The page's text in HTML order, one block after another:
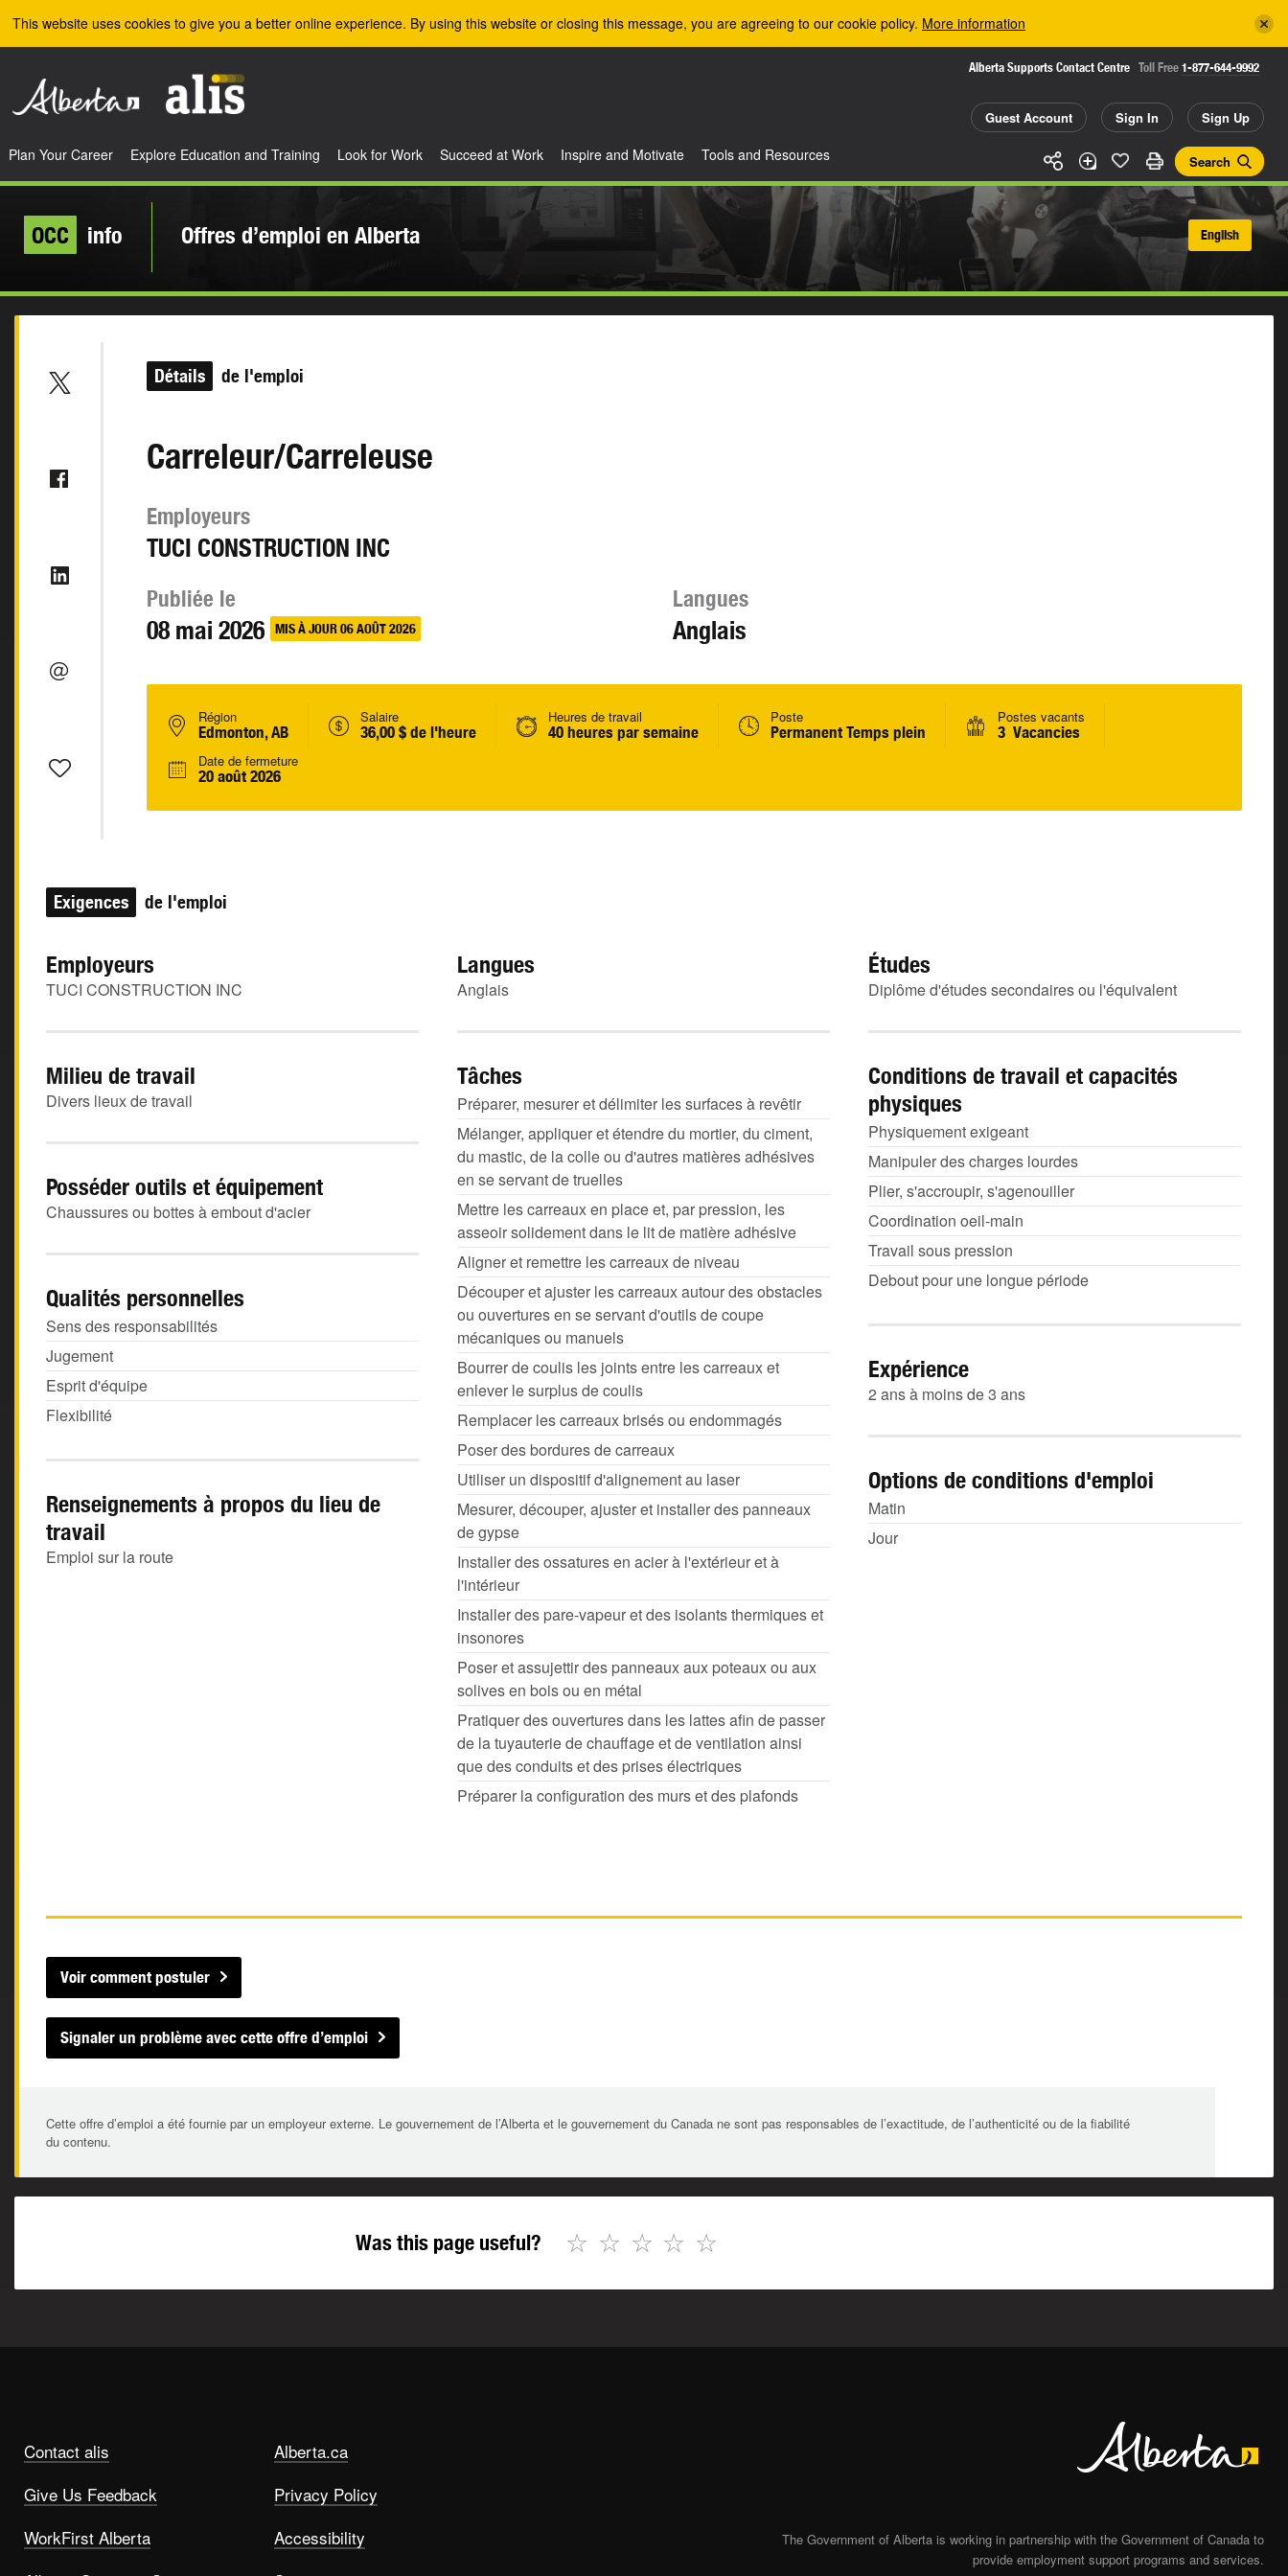
This website uses cookies to give you a better online experience. By using this website or closing this message, you are agreeing to our cookie policy. More information
Alberta Supports Contact Centre Toll Free 1-877-644-9992
Guest Account Sign In Sign Up
Search
Plan Your Career Explore Education and Training Look for Work Succeed at Work Inspire and Motivate Tools and Resources
OCC info Offres d’emploi en Alberta English
Détails de l'emploi
Carreleur/Carreleuse
Employeurs
TUCI CONSTRUCTION INC
Publiée le
08 mai 2026 MIS À JOUR 06 AOÛT 2026
Langues
Anglais
Région
Edmonton, AB
Salaire
36,00 $ de l'heure
Heures de travail
40 heures par semaine
Poste
Permanent Temps plein
Postes vacants
3 Vacancies
Date de fermeture
20 août 2026
Exigences de l'emploi
Employeurs
TUCI CONSTRUCTION INC
Langues
Anglais
Études
Diplôme d'études secondaires ou l'équivalent
Milieu de travail
Divers lieux de travail
Tâches
Préparer, mesurer et délimiter les surfaces à revêtir
Mélanger, appliquer et étendre du mortier, du ciment,
du mastic, de la colle ou d'autres matières adhésives
en se servant de truelles
Mettre les carreaux en place et, par pression, les
asseoir solidement dans le lit de matière adhésive
Aligner et remettre les carreaux de niveau
Découper et ajuster les carreaux autour des obstacles
ou ouvertures en se servant d'outils de coupe
mécaniques ou manuels
Bourrer de coulis les joints entre les carreaux et
enlever le surplus de coulis
Remplacer les carreaux brisés ou endommagés
Poser des bordures de carreaux
Utiliser un dispositif d'alignement au laser
Mesurer, découper, ajuster et installer des panneaux
de gypse
Installer des ossatures en acier à l'extérieur et à
l'intérieur
Installer des pare-vapeur et des isolants thermiques et
insonores
Poser et assujettir des panneaux aux poteaux ou aux
solives en bois ou en métal
Pratiquer des ouvertures dans les lattes afin de passer
de la tuyauterie de chauffage et de ventilation ainsi
que des conduits et des prises électriques
Préparer la configuration des murs et des plafonds
Conditions de travail et capacités
physiques
Physiquement exigeant
Manipuler des charges lourdes
Plier, s'accroupir, s'agenouiller
Coordination oeil-main
Travail sous pression
Debout pour une longue période
Posséder outils et équipement
Chaussures ou bottes à embout d'acier
Qualités personnelles
Sens des responsabilités
Jugement
Esprit d'équipe
Flexibilité
Expérience
2 ans à moins de 3 ans
Options de conditions d'emploi
Matin
Jour
Renseignements à propos du lieu de
travail
Emploi sur la route
Voir comment postuler
Signaler un problème avec cette offre d’emploi
Cette offre d’emploi a été fournie par un employeur externe. Le gouvernement de l’Alberta et le gouvernement du Canada ne sont pas responsables de l’exactitude, de l’authenticité ou de la fiabilité
du contenu.
Was this page useful? ☆
☆
☆
☆
☆
Contact alis
Give Us Feedback
WorkFirst Alberta
Alberta.ca
Privacy Policy
Accessibility
The Government of Alberta is working in partnership with the Government of Canada to
provide employment support programs and services.